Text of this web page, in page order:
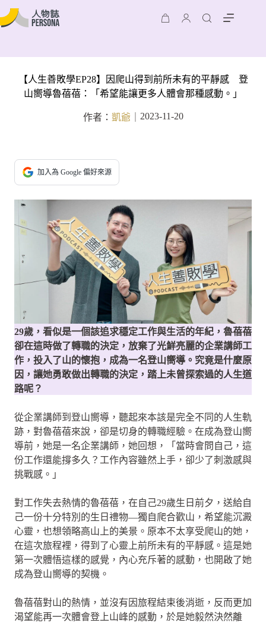
【人生善敗學EP28】因爬山得到前所未有的平靜感 登
山嚮導魯蓓蓓：「希望能讓更多人體會那種感動。」
作者： 凱爺｜ 2023-11-20
加入為 Google 偏好來源
29歲，看似是一個該追求穩定工作與生活的年紀，魯蓓蓓
卻在這時做了轉職的決定，放棄了光鮮亮麗的企業講師工
作，投入了山的懷抱，成為一名登山嚮導。究竟是什麼原
因，讓她勇敢做出轉職的決定，踏上未曾探索過的人生道
路呢？
從企業講師到登山嚮導，聽起來本該是完全不同的人生軌
跡，對魯蓓蓓來說，卻是切身的轉職經驗。在成為登山嚮
導前，她是一名企業講師，她回想，「當時會問自己，這
份工作還能撐多久？工作內容雖然上手，卻少了刺激感與
挑戰感。」
對工作失去熱情的魯蓓蓓，在自己29歲生日前夕，送給自
己一份十分特別的生日禮物—獨自爬合歡山，希望能沉澱
心靈，也想領略高山上的美景。原本不太享受爬山的她，
在這次旅程裡，得到了心靈上前所未有的平靜感。這是她
第一次體悟這樣的感覺，內心充斥著的感動，也開啟了她
成為登山嚮導的契機。
魯蓓蓓對山的熱情，並沒有因旅程結束後消逝，反而更加
渴望能再一次體會登上山峰的感動，於是她毅然決然離